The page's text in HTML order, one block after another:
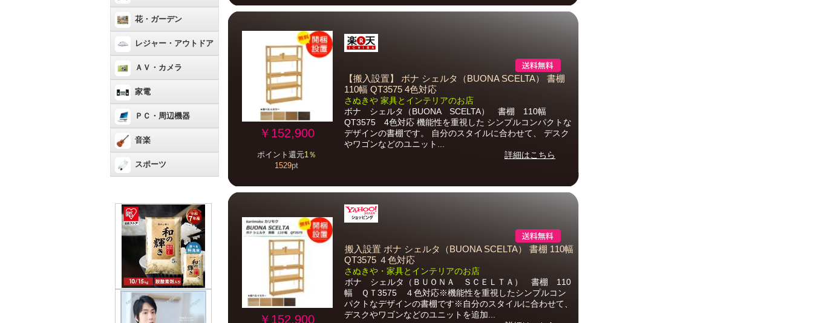
花・ガーデン
レジャー・アウトドア
ＡＶ・カメラ
家電
ＰＣ・周辺機器
音楽
スポーツ
￥152,900
ポイント還元1％
1529pt
【搬入設置】 ボナ シェルタ（BUONA SCELTA） 書棚
110幅 QT3575 4色対応
さぬきや 家具とインテリアのお店
ボナ シェルタ（BUONA SCELTA） 書棚 110幅
QT3575 4色対応 機能性を重視した シンプルコンパクトな
デザインの書棚です。 自分のスタイルに合わせて、 デスク
やワゴンなどのユニット...
詳細はこちら
￥152,900
搬入設置 ボナ シェルタ（BUONA SCELTA） 書棚 110幅
QT3575 ４色対応
さぬきや・家具とインテリアのお店
ボナ シェルタ（ＢＵＯＮＡ ＳＣＥＬＴＡ） 書棚 110
幅 ＱＴ3575 ４色対応※機能性を重視したシンプルコン
パクトなデザインの書棚です※自分のスタイルに合わせて、
デスクやワゴンなどのユニットを追加...